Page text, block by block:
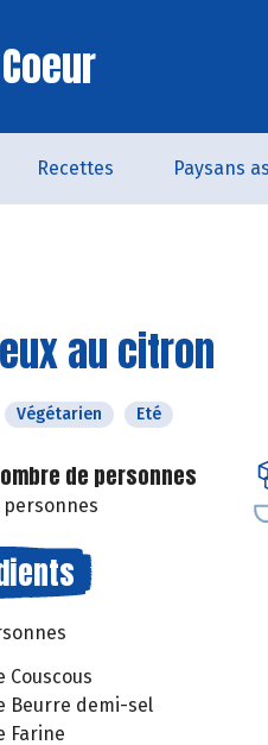
Recettes Paysans
au citron
Végétarien Eté
de personnes
personnes
Couscous
Beurre demi-sel
Farine